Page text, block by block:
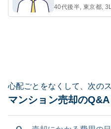
40代後半, 東京都,
心配ごとをなくして、次の
マンション売却のQ&A